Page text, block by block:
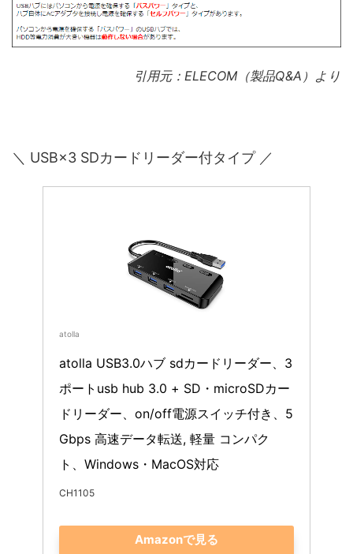
引用元：ELECOM（製品Q&A）より
＼ USB×3 SDカードリーダー付タイプ ／
atolla
atolla USB3.0ハブ sdカードリーダー、3
ポートusb hub 3.0 + SD・microSDカー
ドリーダー、on/off電源スイッチ付き、5
Gbps 高速データ転送, 軽量 コンパク
ト、Windows・MacOS対応
CH1105
Amazonで見る